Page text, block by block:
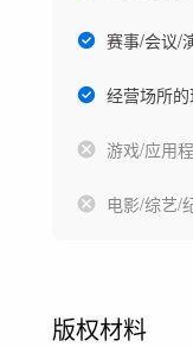
赛事/会议/
经营场所
游戏/应用
电影/综艺/
版权材料